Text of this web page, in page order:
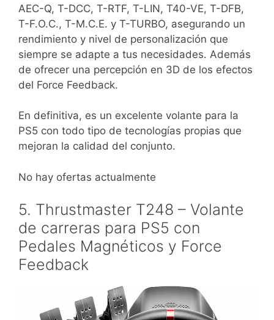
AEC-Q, T-DCC, T-RTF, T-LIN, T40-VE, T-DFB,
T-F.O.C., T-M.C.E. y T-TURBO, asegurando un
rendimiento y nivel de personalización que
siempre se adapte a tus necesidades. Además
de ofrecer una percepción en 3D de los efectos
del Force Feedback.
En definitiva, es un excelente volante para la
PS5 con todo tipo de tecnologías propias que
mejoran la calidad del conjunto.
No hay ofertas actualmente
5. Thrustmaster T248 – Volante
de carreras para PS5 con
Pedales Magnéticos y Force
Feedback